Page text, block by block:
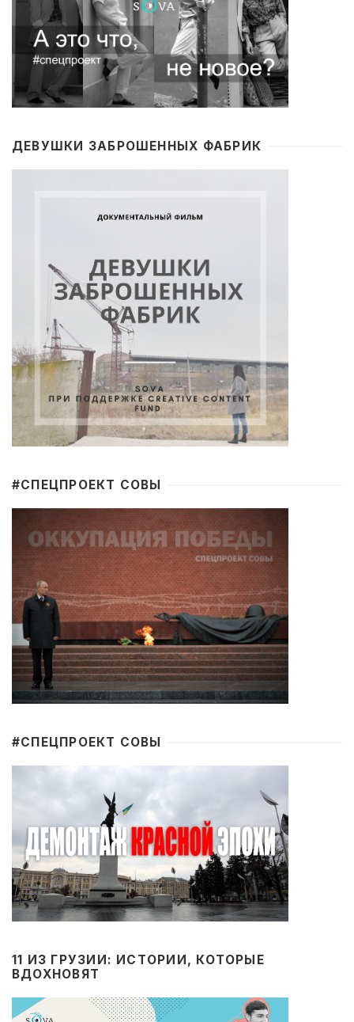
ДЕВУШКИ ЗАБРОШЕННЫХ ФАБРИК
#CПЕЦПРОЕКТ СОВЫ
#CПЕЦПРОЕКТ СОВЫ
11 ИЗ ГРУЗИИ: ИСТОРИИ, КОТОРЫЕ
ВДОХНОВЯТ